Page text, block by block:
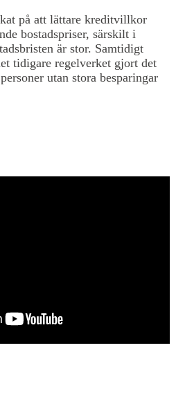
på att lättare kreditvillkor
bostadspriser, särskilt i
är stor. Samtidigt
tidigare regelverket gjort det
utan stora besparingar